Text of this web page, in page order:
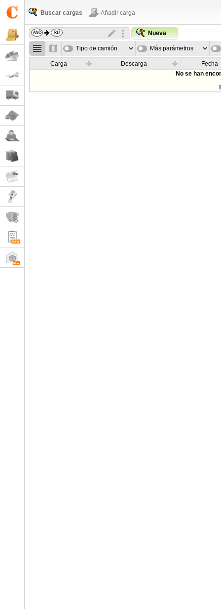
Buscar cargas Añadir carga
Nueva
Tipo de camión Más parámetros
Carga Descarga
Fecha
No se han